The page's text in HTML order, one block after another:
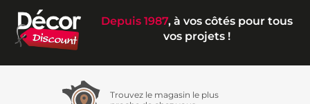
Depuis 1987, à vos côtés pour tous
vos projets !
Trouvez le magasin le plus